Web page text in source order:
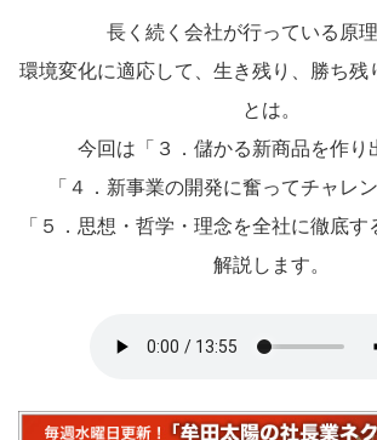
長く続く会社が行っている原理
環境変化に適応して、生き残り、勝ち残
とは。
今回は「３．儲かる新商品を作り
「４．新事業の開発に奮ってチャレ
「５．思想・哲学・理念を全社に徹底す
解説します。